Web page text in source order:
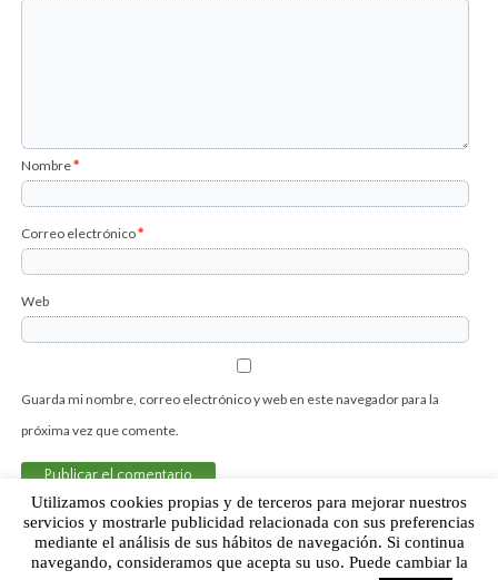
Nombre*
Correo electrónico*
Web
Guarda mi nombre, correo electrónico y web en este navegador para la
próxima vez que comente.
Sobre Humor Fútbol Club | Aviso legal |Contacto
Utilizamos cookies propias y de terceros para mejorar nuestros
servicios y mostrarle publicidad relacionada con sus preferencias
mediante el análisis de sus hábitos de navegación. Si continua
navegando, consideramos que acepta su uso. Puede cambiar la